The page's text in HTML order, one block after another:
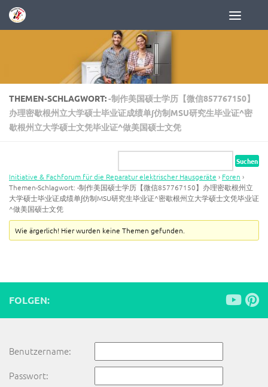
Zum Inhalt springen
THEMEN-SCHLAGWORT:-制作美国硕士学历【微信857767150】
办理密歇根州立大学硕士毕业证成绩单∫仿制MSU研究生毕业证^密
歇根州立大学硕士文凭毕业证^做美国硕士文凭
Initiative & Fachforum für die Reparatur elektrischer Hausgeräte › Foren ›
Themen-Schlagwort: -制作美国硕士学历【微信857767150】办理密歇根州立
大学硕士毕业证成绩单∫仿制MSU研究生毕业证^密歇根州立大学硕士文凭毕业证
^做美国硕士文凭
Wie ärgerlich! Hier wurden keine Themen gefunden.
FOLGEN:
Benutzername:
Passwort: